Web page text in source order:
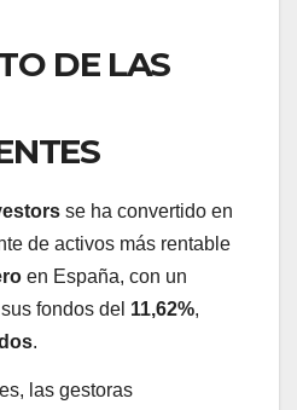
DE LAS
se ha convertido en
de activos más rentable
en España, con un
fondos del 11,62%,
.
las gestoras